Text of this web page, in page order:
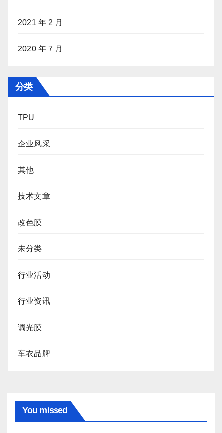
2021 年 2 月
2020 年 7 月
分类
TPU
企业风采
其他
技术文章
改色膜
未分类
行业活动
行业资讯
调光膜
车衣品牌
You missed